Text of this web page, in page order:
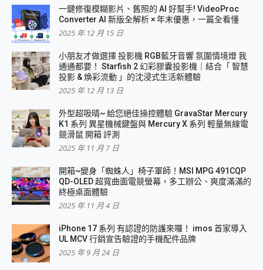
一鍵修復模糊影片、舊照的 AI 好幫手! VideoProc
Converter AI 新版全解析 × 年末優惠，一篇全看懂
2025 年 12 月 15 日
小朋友才做選擇 投影機 RGB藍牙音響 氛圍情境燈 我
通通都要！ Starfish 2 幻彩膠囊投影機｜結合「 智慧
投影 & 煥彩流動 」的沈浸式生活新體驗
2025 年 12 月 13 日
外型超吸晴~ 給您絕佳操控體驗 GravaStar Mercury
K1 系列 異星機械鍵盤與 Mercury X 系列 輕量無線電
競滑鼠 開箱 評測
2025 年 11 月 7 日
開箱~變身「蜘蛛人」椅子軍師！MSI MPG 491CQP
QD-OLED 超寬曲面電競螢幕，多工辦公、爽度滿滿的
終極桌面體驗
2025 年 11 月 4 日
iPhone 17 系列 有認證的防護來囉！ imos 首家導入
UL MCV 行銷宣告驗證的手機配件品牌
2025 年 9 月 24 日